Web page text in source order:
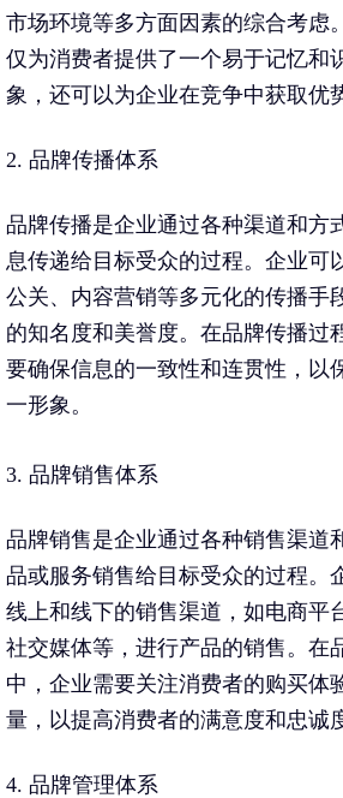
市场环境等多方面因素的综合考虑
仅为消费者提供了一个易于记忆和
象，还可以为企业在竞争中获取优
2. 品牌传播体系
品牌传播是企业通过各种渠道和方
息传递给目标受众的过程。企业可
公关、内容营销等多元化的传播手
的知名度和美誉度。在品牌传播过
要确保信息的一致性和连贯性，以
一形象。
3. 品牌销售体系
品牌销售是企业通过各种销售渠道
品或服务销售给目标受众的过程。
线上和线下的销售渠道，如电商平
社交媒体等，进行产品的销售。在
中，企业需要关注消费者的购买体
量，以提高消费者的满意度和忠诚
4. 品牌管理体系